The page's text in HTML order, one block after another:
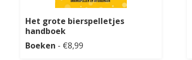
Het grote bierspelletjes
handboek
Boeken - €8,99